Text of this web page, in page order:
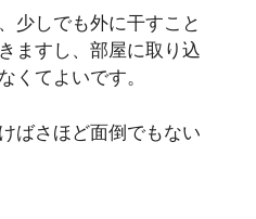
少しでも外に干すこと
ますし、部屋に取り込
くてよいです。
ばさほど面倒でもない